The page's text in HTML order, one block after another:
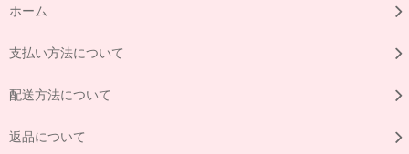
ホーム
支払い方法について
配送方法について
返品について